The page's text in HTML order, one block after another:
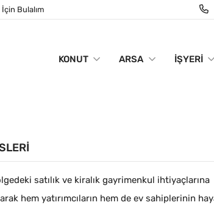
Bulalım
KONUT ARSA İŞYERI
satılık ve kiralık gayrimenkul ihtiyaçlarına
hem yatırımcıların hem de ev sahiplerinin